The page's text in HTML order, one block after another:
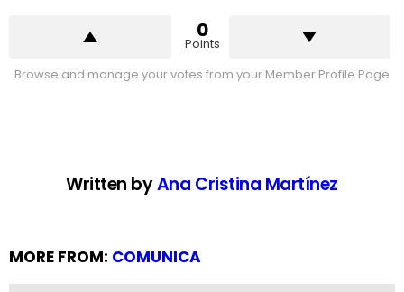
0
Points
Browse and manage your votes from your Member Profile Page
Written byAna Cristina Martínez
MORE FROM: COMUNICA